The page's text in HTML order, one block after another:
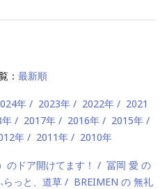
： 最新順
年 2023年 2022年
2021
2017年 2016年
2015年
年 2011年 2010年
のドア開けてます！
冨岡 愛 の
っと、道草
BREIMEN の 無礼